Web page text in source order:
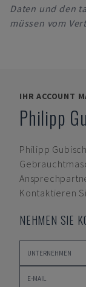
Daten und den
müssen vom
IHR ACCOUNT
Philipp
Philipp Gubisch
Kontaktieren
NEHMEN SIE